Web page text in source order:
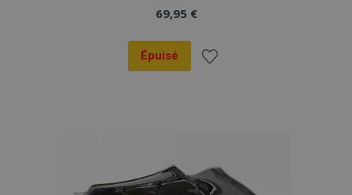
69,95 €
Épuisé
d'achats